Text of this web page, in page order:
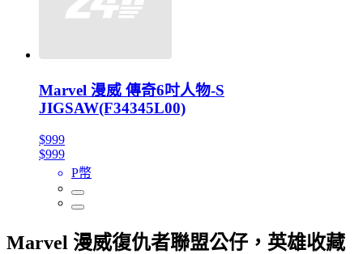
Marvel 漫威 傳奇6吋人物-S
JIGSAW(F34345L00)
$999
$999
P幣
Marvel 漫威復仇者聯盟公仔，英雄收藏